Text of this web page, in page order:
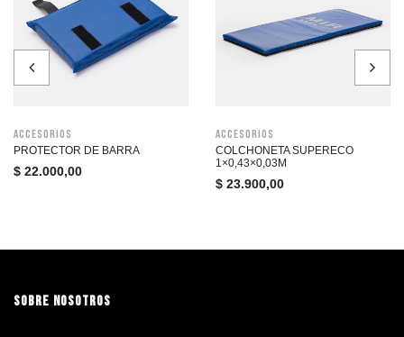
Accesorios
PROTECTOR DE BARRA
$ 22.000,00
Accesorios
COLCHONETA SUPERECO
1×0,43×0,03M
$ 23.900,00
SOBRE NOSOTROS